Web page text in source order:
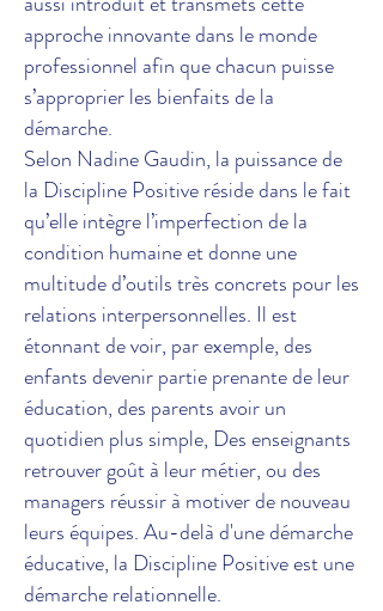
approche innovante dans le monde
professionnel afin que chacun puisse
s’approprier les bienfaits de la
démarche.
Selon Nadine Gaudin, la puissance de
la Discipline Positive réside dans le fait
qu’elle intègre l’imperfection de la
condition humaine et donne une
multitude d’outils très concrets pour les
relations interpersonnelles. Il est
étonnant de voir, par exemple, des
enfants devenir partie prenante de leur
éducation, des parents avoir un
quotidien plus simple, Des enseignants
retrouver goût à leur métier, ou des
managers réussir à motiver de nouveau
leurs équipes. Au-delà d'une démarche
éducative, la Discipline Positive est une
démarche relationnelle.